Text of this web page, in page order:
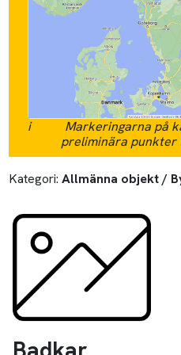
i
Markeringarna på
preliminära punkter
Kategori: Allmänna objekt /